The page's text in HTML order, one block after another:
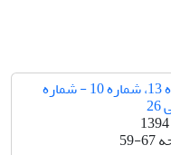
دوره 13، شماره 10 - شماره
59-67